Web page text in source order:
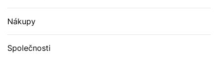
Nákupy
Společnosti